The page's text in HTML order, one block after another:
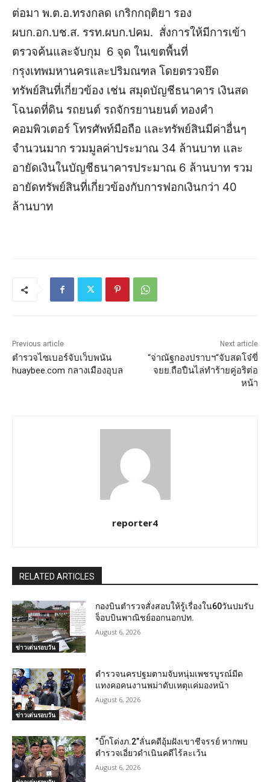
ต่อมา พ.ต.อ.ทรงกลด เกริกกฤติยา รอง
ผบก.อก.บช.ส. รรท.ผบก.ปคม. สั่งการให้มีการเข้า
ตรวจค้นและจับกุม 6 จุด ในเขตพื้นที่
กรุงเทพมหานครและปริมณฑล โดยตรวจยึด
ทรัพย์สินที่เกี่ยวข้อง เช่น สมุดบัญชีธนาคาร เงินสด
โฉนดที่ดิน รถยนต์ รถจักรยานยนต์ ทองคำ
คอมพิวเตอร์ โทรศัพท์มือถือ และทรัพย์สินมีค่าอื่นๆ
จำนวนมาก รวมมูลค่าประมาณ 34 ล้านบาท และ
อายัดเงินในบัญชีธนาคารประมาณ 6 ล้านบาท รวม
อายัดทรัพย์สินที่เกี่ยวข้องกับการฟอกเงินกว่า 40
ล้านบาท
Previous article
ตำรวจไซเบอร์จับเว็บพนัน
huaybee.com กลางเมืองอุบล
Next article
“จ่าณัฐกองปราบฯ“จับสดโจ๋ขี่
จยย.ถือปืนไล่ทำร้ายคู่อริต่อ
หน้า
reporter4
RELATED ARTICLES
ข่าวเด่นรอบวัน
กองบินตำรวจสั่งสอบให้รู้เรื่องใน60วันปมรับ
จ็อบบินพาณิชย์ออกนอกปท.
August 6, 2026
ข่าวเด่นรอบวัน
ตำรวจนครปฐมตามจับหนุ่มเพชรบูรณ์มีด
แทงคอคนงานพม่าดับเหตุแค่มองหน้า
August 6, 2026
“บิ๊กโด่งภ.2”ลั่นคดีอุ้มฝังเขาชีจรรย์ หากพบ
ตำรวจเอี่ยวดำเนินคดีไร้ละเว้น
August 6, 2026